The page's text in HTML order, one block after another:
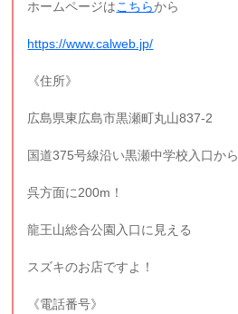
ホームページはこちらから
https://www.calweb.jp/
《住所》
広島県東広島市黒瀬町丸山837-2
国道375号線沿い黒瀬中学校入口から
呉方面に200m！
龍王山総合公園入口に見える
スズキのお店ですよ！
《電話番号》